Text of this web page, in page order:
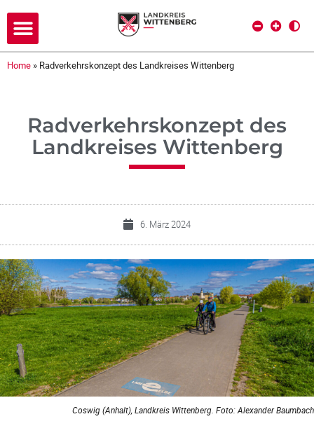
Home » Radverkehrskonzept des Landkreises Wittenberg
Radverkehrskonzept des
Landkreises Wittenberg
6. März 2024
Coswig (Anhalt), Landkreis Wittenberg. Foto: Alexander Baumbach